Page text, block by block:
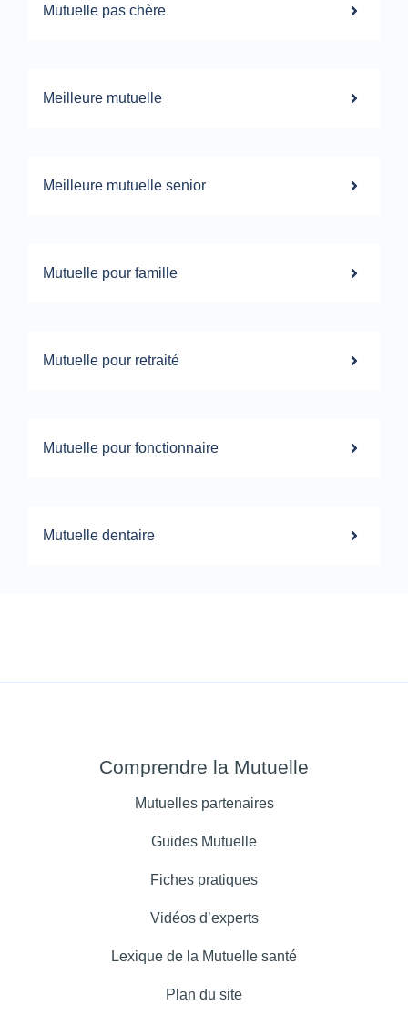
Mutuelle pas chère
Meilleure mutuelle
Meilleure mutuelle senior
Mutuelle pour famille
Mutuelle pour retraité
Mutuelle pour fonctionnaire
Mutuelle dentaire
Comprendre la Mutuelle
Mutuelles partenaires
Guides Mutuelle
Fiches pratiques
Vidéos d’experts
Lexique de la Mutuelle santé
Plan du site